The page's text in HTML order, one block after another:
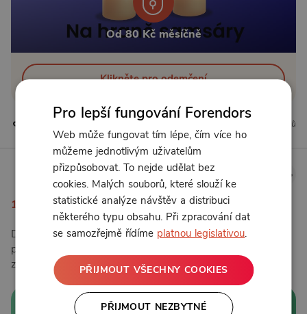
Od 80 Kč měsíčně
Klikněte pro odemčení
0 komentářů
BuddhaWeb
16. 7. 2026 9:00
13. Muž, který zapomněl vejce
Další epizoda podcastu Na hraně samsáry. Tady najdeš
příběh v psané formě se shrnutím a otázkami k osobnímu
zamyšlení 🙏
Pro lepší fungování Forendors
Web může fungovat tím lépe, čím více ho
můžeme jednotlivým uživatelům
přizpůsobovat. To nejde udělat bez
cookies. Malých souborů, které slouží ke
statistické analýze návštěv a distribuci
některého typu obsahu. Při zpracování dat
se samozřejmě řídíme platnou legislativou.
PŘIJMOUT VŠECHNY COOKIES
PŘIJMOUT NEZBYTNÉ